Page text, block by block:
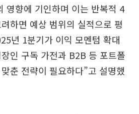
영향에 기인하며 이는 반복적 4
하면 예상 범위의 실적으로 평
년 1분기가 이익 모멘텀 확대
인 구독 가전과 B2B 등 포트폴
춘 전략이 필요하다”고 설명했